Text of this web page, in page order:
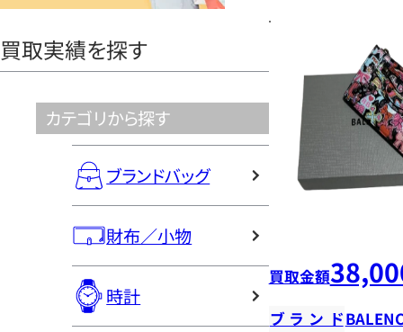
買取実績を探す
カテゴリから探す
ブランドバッグ
財布／小物
時計
買取金額
ブランド